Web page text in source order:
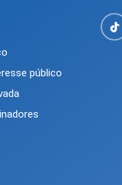
público